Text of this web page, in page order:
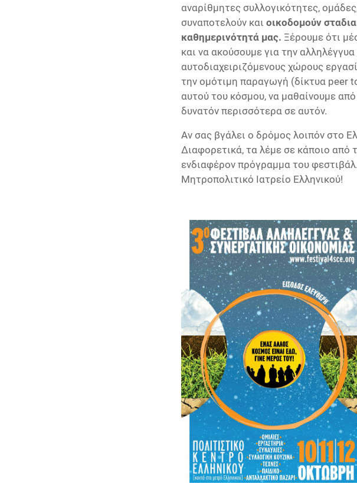
αναρίθμητες συλλογικότητες,
συναποτελούν και οικοδομούν
καθημερινότητά μας. Ξέρουμε ότι
και να ακούσουμε για την
αυτοδιαχειριζόμενους χώρους
την ομότιμη παραγωγή (δίκτυα peer
αυτού του κόσμου, να μαθαίνουμε
δυνατόν περισσότερα σε αυτόν.
Αν σας βγάλει ο δρόμος λοιπόν στο
Διαφορετικά, τα λέμε σε κάποιο από
ενδιαφέρον πρόγραμμα του
Μητροπολιτικό Ιατρείο Ελληνικού!